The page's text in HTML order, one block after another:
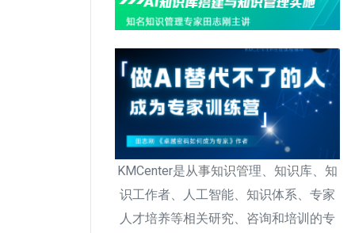
KMCenter是从事知识管理、知识库、知
识工作者、人工智能、知识体系、专家
人才培养等相关研究、咨询和培训的专